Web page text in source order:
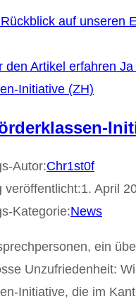
Rückblick auf unseren
Autor:Chr1st0f
veröffentlicht:1. April
Kategorie:News
ein
Unzufriedenheit:
Initiative, die im